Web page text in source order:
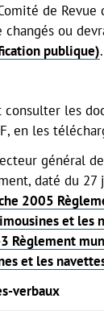
de Revue
ou
publique).
les
en les
général
daté du
2005
et les
Règlement
et les
verbaux